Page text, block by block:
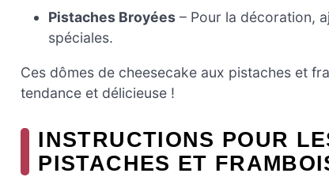
Pistaches Broyées – Pour la décoration,
spéciales.
Ces dômes de cheesecake aux pistaches et
tendance et délicieuse !
INSTRUCTIONS POUR
PISTACHES ET